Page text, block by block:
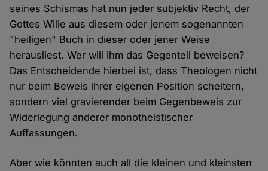
seines Schismas hat nun jeder subjektiv Recht, der
Gottes Wille aus diesem oder jenem sogenannten
"heiligen" Buch in dieser oder jener Weise
herausliest. Wer will ihm das Gegenteil beweisen?
Das Entscheidende hierbei ist, dass Theologen nicht
nur beim Beweis ihrer eigenen Position scheitern,
sondern viel gravierender beim Gegenbeweis zur
Widerlegung anderer monotheistischer
Auffassungen.
Aber wie könnten auch all die kleinen und kleinsten